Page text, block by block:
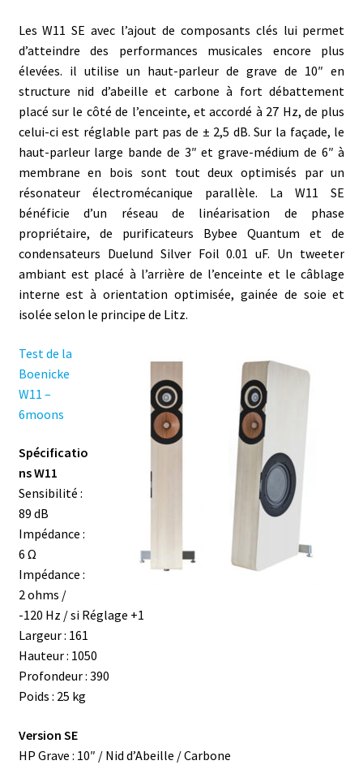
Les W11 SE avec l’ajout de composants clés lui permet
d’atteindre des performances musicales encore plus
élevées. il utilise un haut-parleur de grave de 10″ en
structure nid d’abeille et carbone à fort débattement
placé sur le côté de l’enceinte, et accordé à 27 Hz, de plus
celui-ci est réglable part pas de ± 2,5 dB. Sur la façade, le
haut-parleur large bande de 3″ et grave-médium de 6″ à
membrane en bois sont tout deux optimisés par un
résonateur électromécanique parallèle. La W11 SE
bénéficie d’un réseau de linéarisation de phase
propriétaire, de purificateurs Bybee Quantum et de
condensateurs Duelund Silver Foil 0.01 uF. Un tweeter
ambiant est placé à l’arrière de l’enceinte et le câblage
interne est à orientation optimisée, gainée de soie et
isolée selon le principe de Litz.
Test de la
Boenicke
W11 –
6moons
Spécificatio
ns W11
Sensibilité :
89 dB
Impédance :
6 Ω
Impédance :
2 ohms /
-120 Hz / si Réglage +1
Largeur : 161
Hauteur : 1050
Profondeur : 390
Poids : 25 kg
Version SE
HP Grave : 10″ / Nid d’Abeille / Carbone